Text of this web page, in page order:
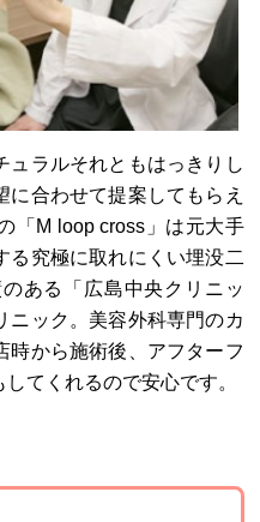
ュラルそれともはっきりし
合わせて提案してもらえ
「M loop cross」は元大手
る究極に取れにくい埋没二
ある「広島中央クリニッ
ニック。美容外科専門のカ
時から施術後、アフターフ
てくれるので安心です。